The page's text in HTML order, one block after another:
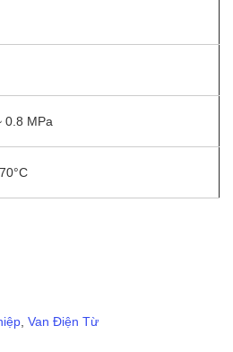
0.8 MPa
, Van Điện Từ